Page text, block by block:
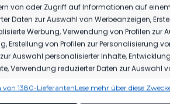
von oder Zugriff auf Informationen auf
Daten zur Auswahl von Werbeanzeigen,
Werbung, Verwendung von Profilen zur
Erstellung von Profilen zur Personalisierung
Auswahl personalisierter Inhalte,
Verwendung reduzierter Daten zur Auswahl
von 1380-LieferantenLese mehr über diese
LUCKENWALDE